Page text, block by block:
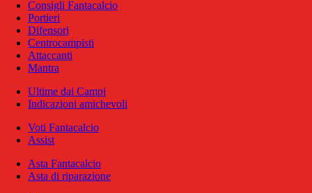
Consigli Fantacalcio
Portieri
Difensori
Centrocampisti
Attaccanti
Mantra
Ultime dai Campi
Indicazioni amichevoli
Voti Fantacalcio
Assist
Asta Fantacalcio
Asta di riparazione